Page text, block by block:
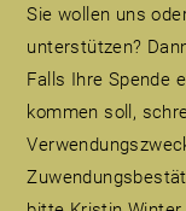
Sie wollen uns
unterstützen?
Falls Ihre Spende
kommen soll,